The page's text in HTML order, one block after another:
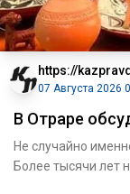
https://
07 Августа 2026
В Отраре
Не случайно
Более тысячи лет